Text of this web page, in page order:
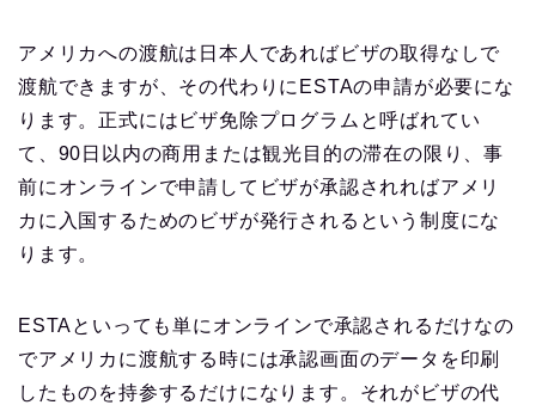
アメリカへの渡航は日本人であればビザの取得なしで
渡航できますが、その代わりに ESTAの申請が必要にな
ります。正式にはビザ免除プログラムと呼ばれてい
て、90日以内の商用または観光目的の滞在の限り、事
前にオンラインで申請してビザが承認されればアメリ
カに入国するためのビザが発行されるという制度にな
ります。
ESTAといっても単にオンラインで承認されるだけなの
でアメリカに渡航する時には承認画面のデータを印刷
したものを持参するだけになります。それがビザの代